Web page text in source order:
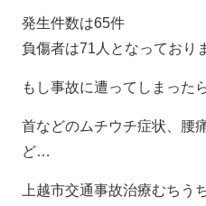
発生件数は65件
負傷者は71人となっており
もし事故に遭ってしまった
首などのムチウチ症状、腰
ど…
上越市交通事故治療むちう